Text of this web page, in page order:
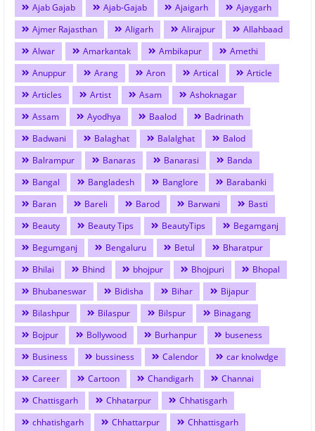
Ajab Gajab
Ajab-Gajab Ajaigarh
Ajaygarh
Ajmer Rajasthan
Aligarh Alirajpur
Allahbaad
Alwar
Amarkantak Ambikapur
Amethi
Anuppur
Arang Aron Artical
Article
Articles
Artist Asam
Ashoknagar
Assam
Ayodhya Baalod
Badrinath
Badwani
Balaghat Balalghat
Balod
Balrampur
Banaras Banarasi
Banda
Bangal
Bangladesh Banglore
Barabanki
Baran
Bareli Barod Barwani
Basti
Beauty
Beauty Tips BeautyTips
Begamganj
Begumganj
Bengaluru Betul
Bharatpur
Bhilai
Bhind bhojpur Bhojpuri
Bhopal
Bhubaneswar
Bidisha Bihar
Bijapur
Bilashpur
Bilaspur Bilspur
Binagang
Bojpur
Bollywood Burhanpur
buseness
Business
bussiness Calendor
car knolwdge
Career
Cartoon Chandigarh
Channai
Chattisgarh
Chhatarpur
Chhatisgarh
chhatishgarh
Chhattarpur Chhattisgarh